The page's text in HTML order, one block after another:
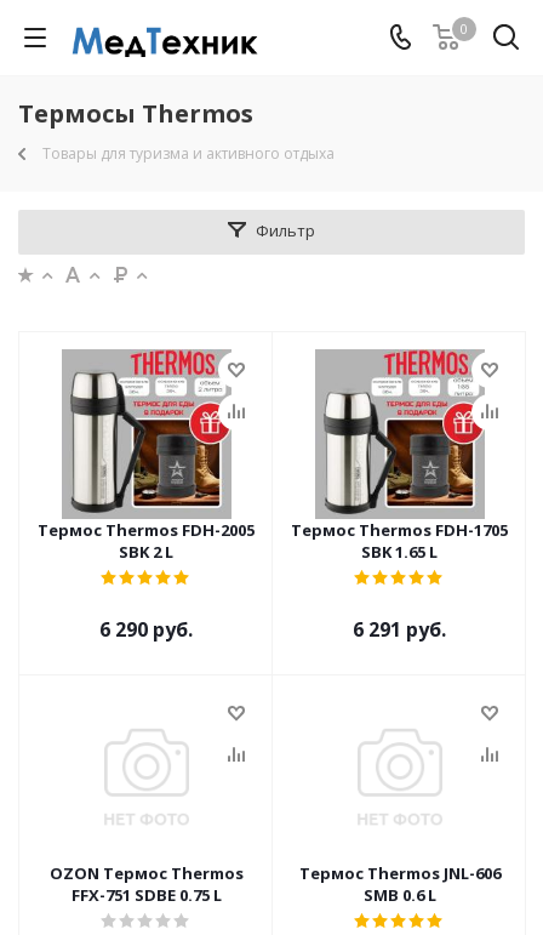
0
Термосы Thermos
Товары для туризма и активного отдыха
Фильтр
Термос Thermos FDH-2005
SBK 2 L
6 290 руб.
Термос Thermos FDH-1705
SBK 1.65 L
6 291 руб.
OZON Термос Thermos
FFX-751 SDBE 0.75 L
Термос Thermos JNL-606
SMB 0.6 L